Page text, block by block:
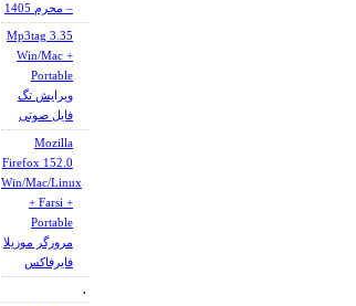
– محرم 1405
Mp3tag 3.35
Win/Mac +
Portable
ویرایش تگ
فایل صوتی
Mozilla
Firefox 152.0
Win/Mac/Linux
+ Farsi +
Portable
مرورگر موزیلا
فایرفاکس
.